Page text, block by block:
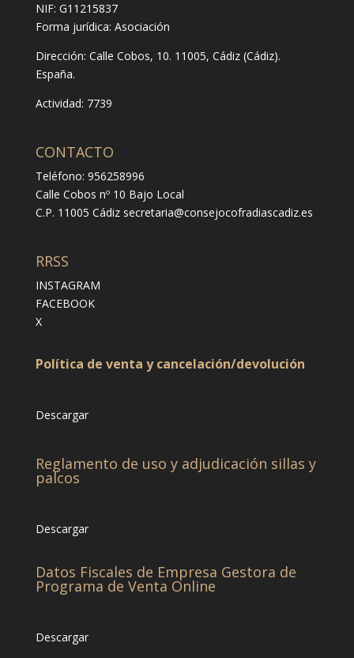
NIF: G11215837
Forma jurídica: Asociación
Dirección: Calle Cobos, 10. 11005, Cádiz (Cádiz).
España.
Actividad: 7739
CONTACTO
Teléfono: 956258996
Calle Cobos nº 10 Bajo Local
C.P. 11005 Cádiz secretaria@consejocofradiascadiz.es
RRSS
INSTAGRAM
FACEBOOK
X
Política de venta y cancelación/devolución
Descargar
Reglamento de uso y adjudicación sillas y
palcos
Descargar
Datos Fiscales de Empresa Gestora de
Programa de Venta Online
Descargar